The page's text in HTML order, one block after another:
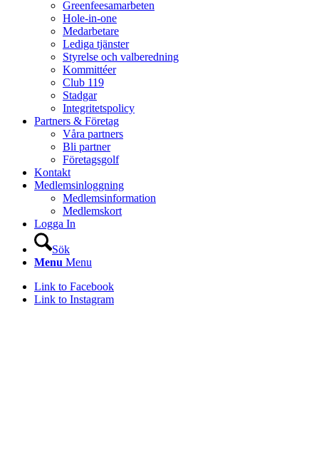
Greenfeesamarbeten
Hole-in-one
Medarbetare
Lediga tjänster
Styrelse och valberedning
Kommittéer
Club 119
Stadgar
Integritetspolicy
Partners & Företag
Våra partners
Bli partner
Företagsgolf
Kontakt
Medlemsinloggning
Medlemsinformation
Medlemskort
Logga In
Sök
Menu Menu
Link to Facebook
Link to Instagram